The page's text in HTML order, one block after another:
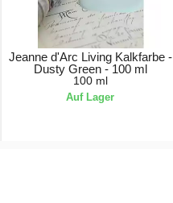
Jeanne d'Arc Living Kalkfarbe -
Dusty Green - 100 ml
100 ml
Auf Lager